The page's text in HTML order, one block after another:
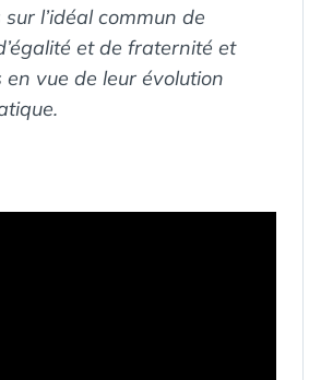
l’idéal commun de
et de fraternité et
en vue de leur évolution